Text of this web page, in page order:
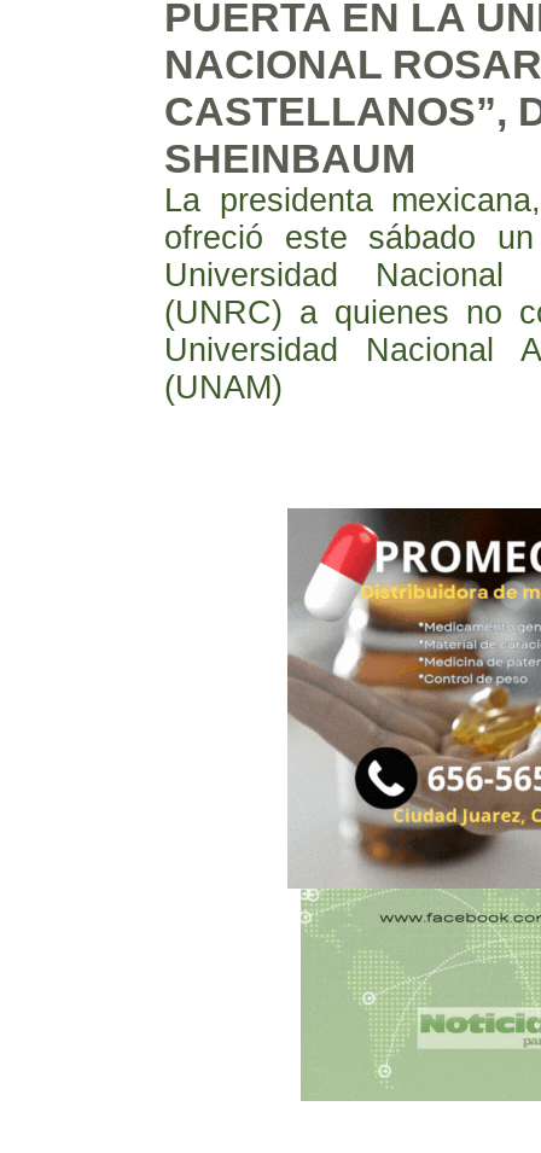
PUERTA EN LA
NACIONAL
CASTELLANOS”,
SHEINBAUM
La presidenta
ofreció este sábado
Universidad Nacional
(UNRC) a quienes no
Universidad Nacional
(UNAM)